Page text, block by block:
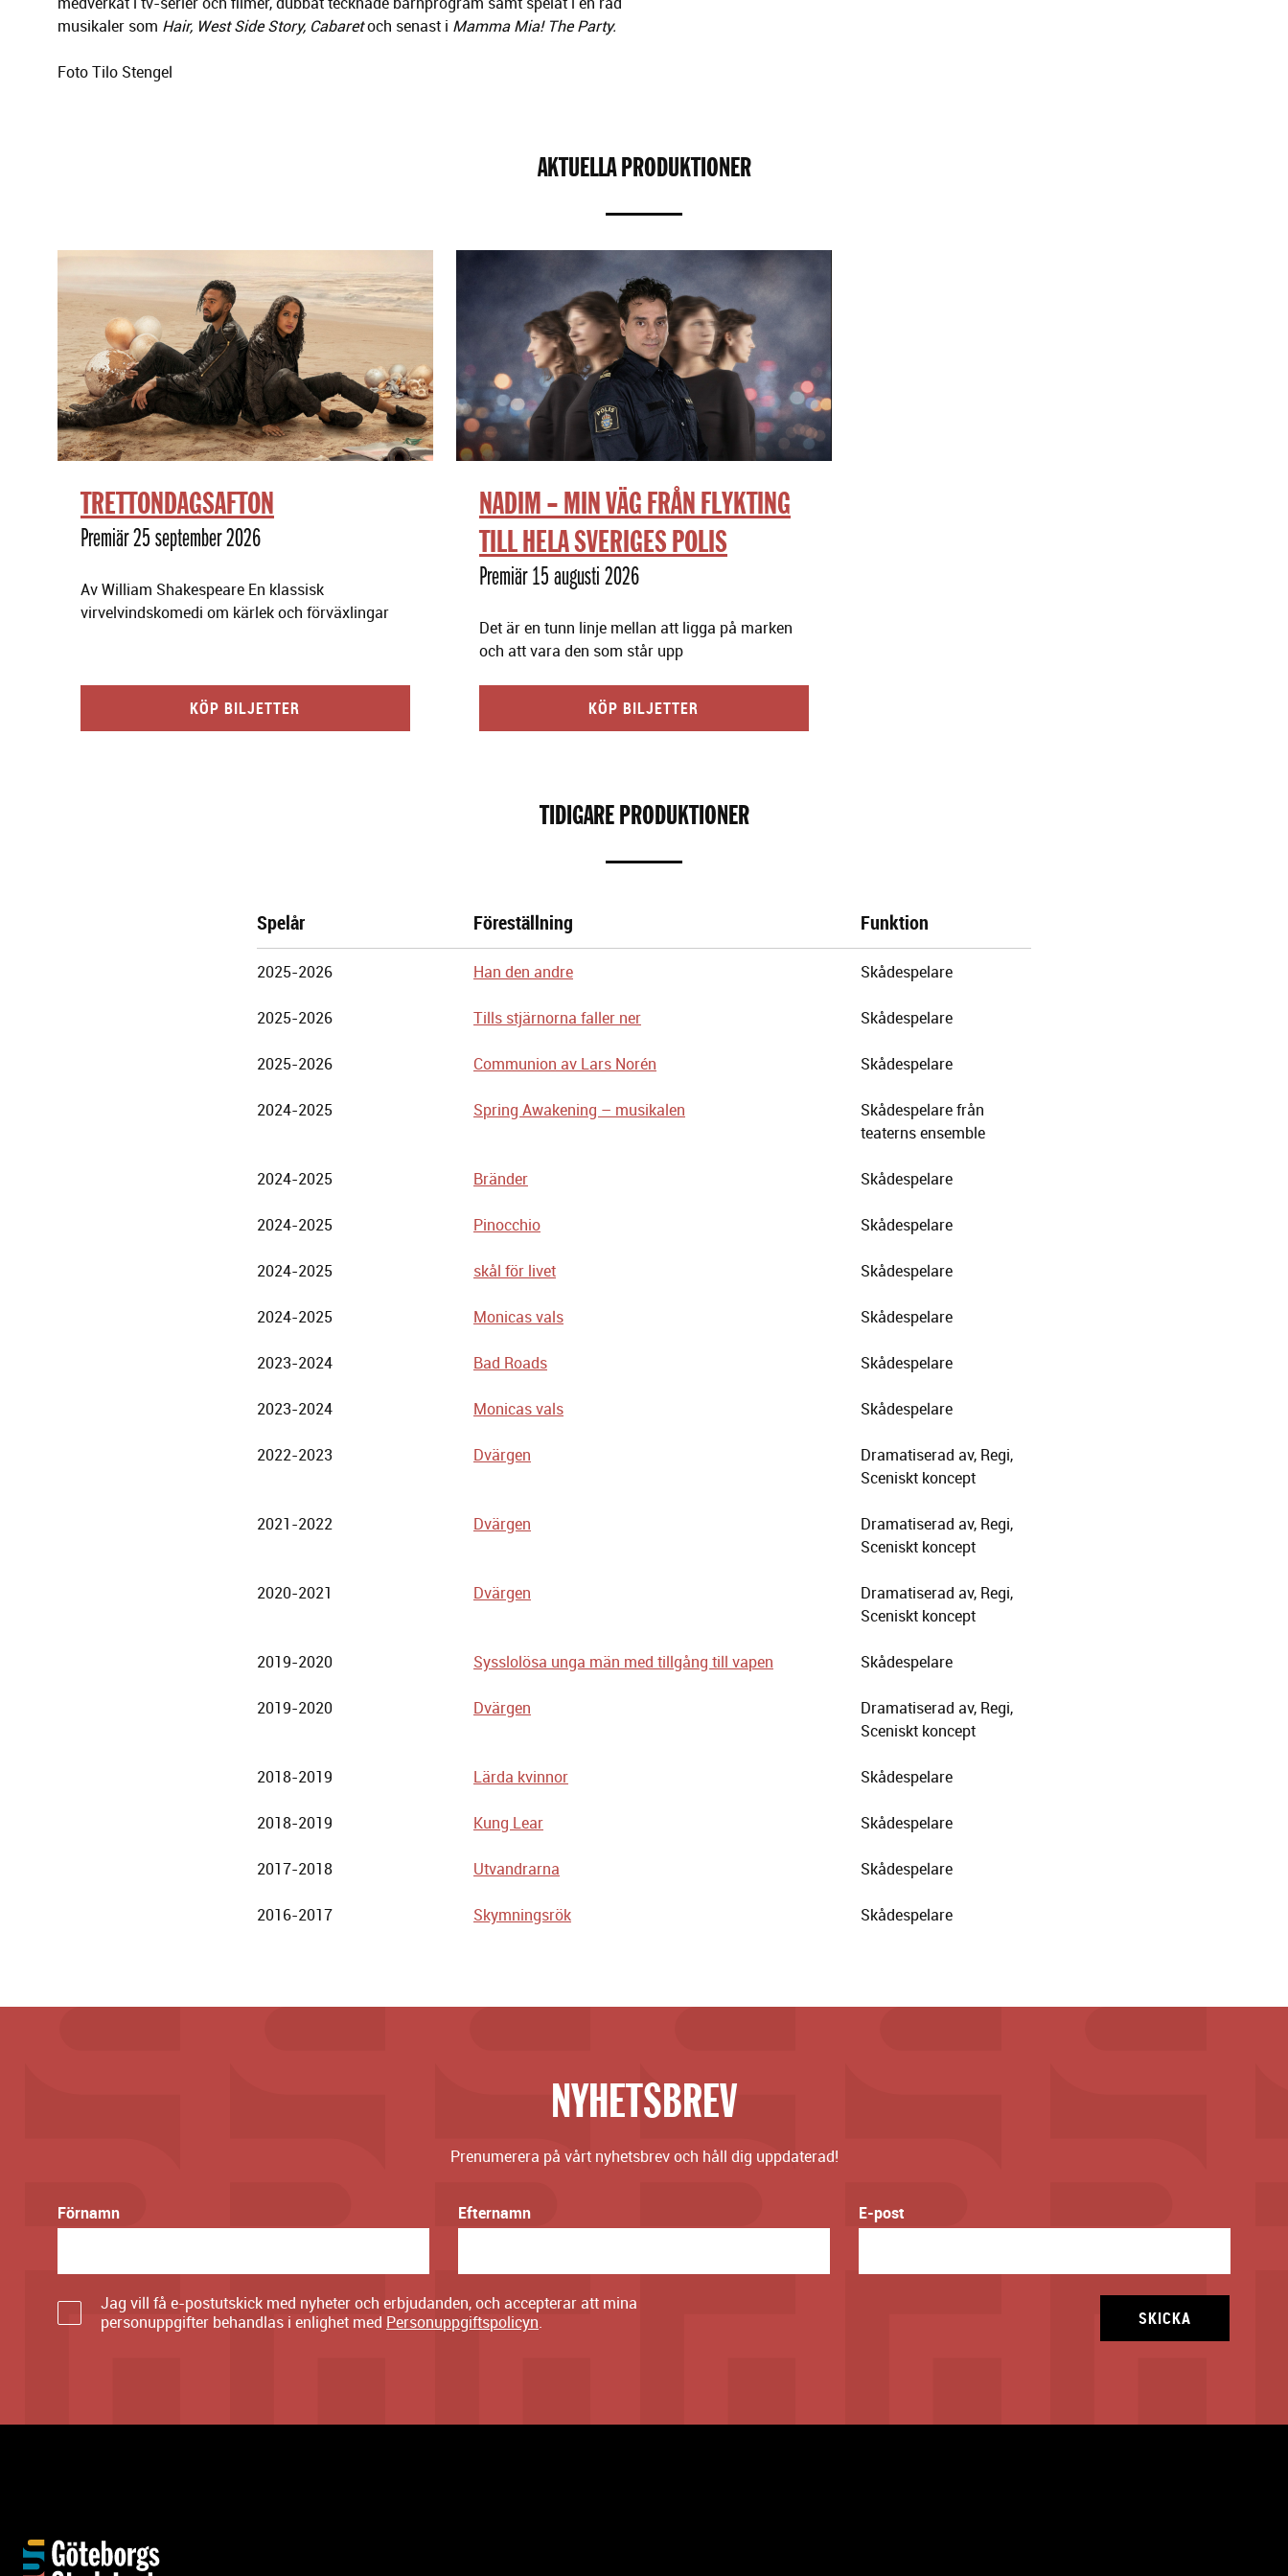
musikaler som Hair, West Side Story, Cabaretoch senast i Mamma Mia! The Party.
Foto Tilo Stengel
AKTUELLA PRODUKTIONER
TRETTONDAGSAFTON
Premiär 25 september 2026
Av William Shakespeare En klassisk
virvelvindskomedi om kärlek och förväxlingar
KÖP BILJETTER
NADIM – MIN VÄG FRÅN FLYKTING
TILL HELA SVERIGES POLIS
Premiär 15 augusti 2026
Det är en tunn linje mellan att ligga på marken
och att vara den som står upp
KÖP BILJETTER
TIDIGARE PRODUKTIONER
Göteborgs
Spelår Föreställning Funktion
2025-2026 Han den andre Skådespelare
2025-2026 Tills stjärnorna faller ner Skådespelare
2025-2026 Communion av Lars Norén Skådespelare
2024-2025 Spring Awakening – musikalen
Skådespelare från
teaterns ensemble
2024-2025 Bränder Skådespelare
2024-2025 Pinocchio Skådespelare
2024-2025 skål för livet Skådespelare
2024-2025 Monicas vals Skådespelare
2023-2024 Bad Roads Skådespelare
2023-2024 Monicas vals Skådespelare
2022-2023 Dvärgen
Dramatiserad av, Regi,
Sceniskt koncept
2021-2022 Dvärgen
Dramatiserad av, Regi,
Sceniskt koncept
2020-2021 Dvärgen
Dramatiserad av, Regi,
Sceniskt koncept
2019-2020 Sysslolösa unga män med tillgång till vapen Skådespelare
2019-2020 Dvärgen
Dramatiserad av, Regi,
Sceniskt koncept
2018-2019 Lärda kvinnor Skådespelare
2018-2019 Kung Lear Skådespelare
2017-2018 Utvandrarna Skådespelare
2016-2017 Skymningsrök Skådespelare
NYHETSBREV
Prenumerera på vårt nyhetsbrev och håll dig uppdaterad!
Förnamn Efternamn E-post
Jag vill få e-postutskick med nyheter och erbjudanden, och accepterar att mina
personuppgifter behandlas i enlighet med Personuppgiftspolicyn. SKICKA